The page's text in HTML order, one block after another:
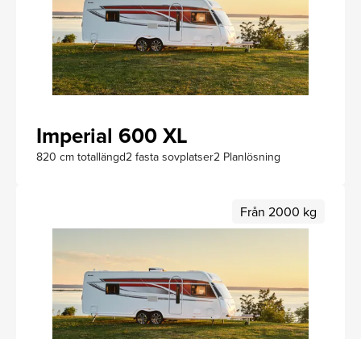
Imperial 600 XL
820 cm totallängd2 fasta sovplatser2 Planlösning
Från 2000 kg